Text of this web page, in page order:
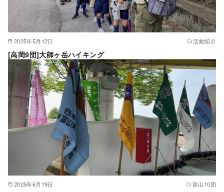
2025年5月12日 活動紹介
[高岡9団]大師ヶ岳ハイキング
2025年6月19日 富山10団